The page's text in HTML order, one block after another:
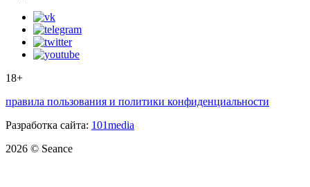
18+
правила пользования и политики конфиденциальности
Разработка сайта: 101media
2026 © Seance